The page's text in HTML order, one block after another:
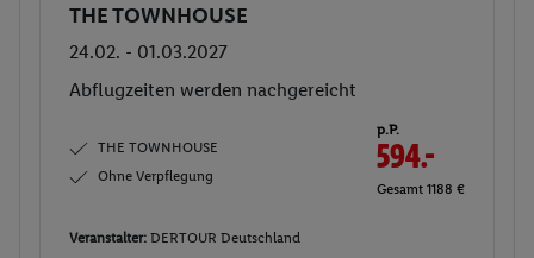
Buchen
THE TOWNHOUSE
24.02. - 01.03.2027
Abflugzeiten werden nachgereicht
THE TOWNHOUSE
Ohne Verpflegung
p.P.
594.-
Gesamt 1188 €
Veranstalter: DERTOUR Deutschland